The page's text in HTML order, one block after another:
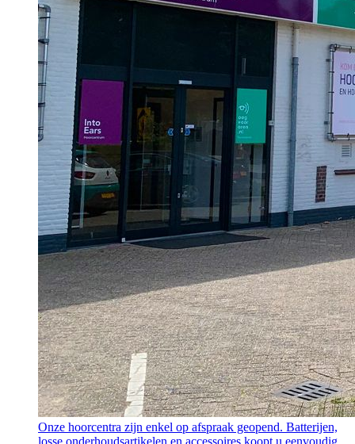
Onze hoorcentra zijn enkel op afspraak geopend. Batterijen,
losse onderhoudsartikelen en accessoires koopt u eenvoudig